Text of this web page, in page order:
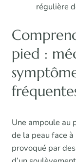
régulière
pied :
Une ampoule au
de la peau face
provoqué par